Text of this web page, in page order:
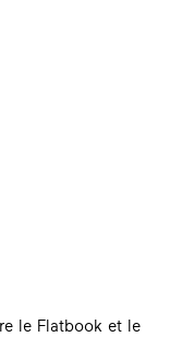
le Flatbook et le